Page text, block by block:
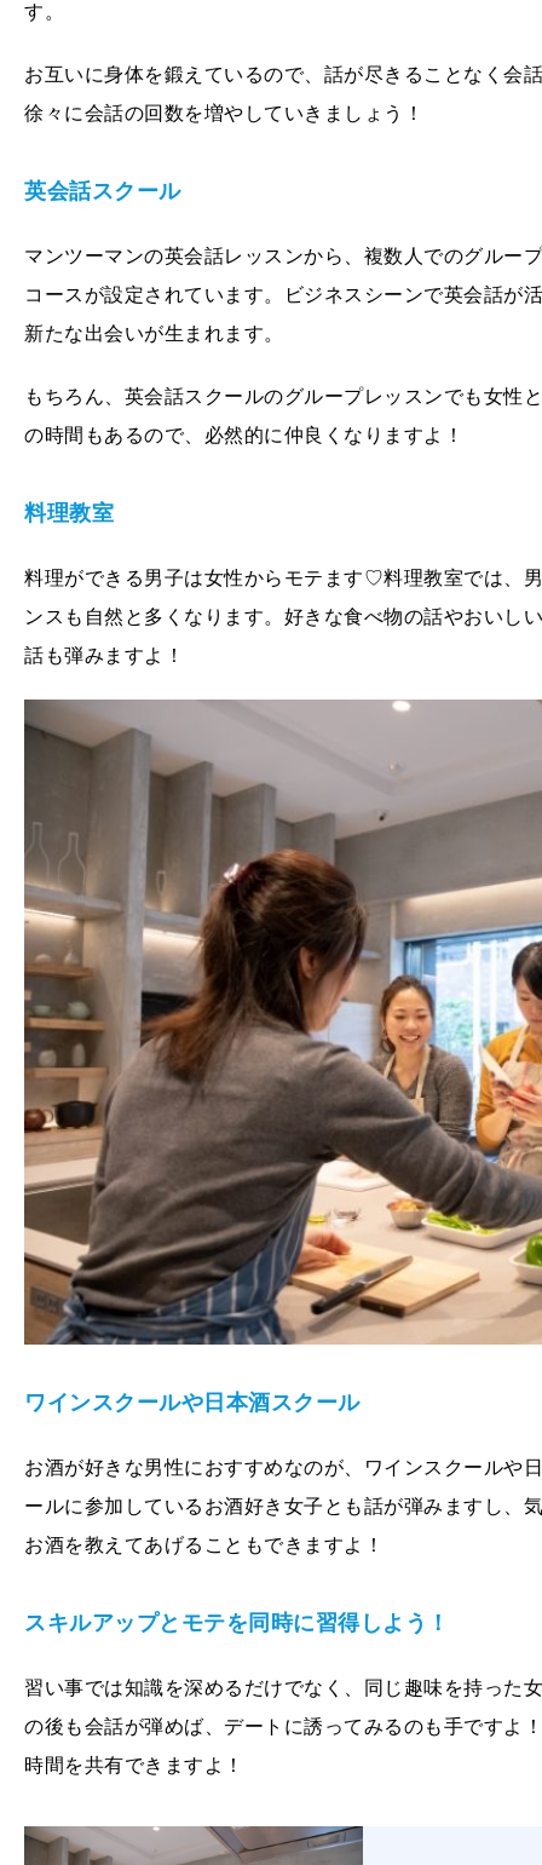
す。
お互いに身体を鍛えているので、話が尽きることなく
徐々に会話の回数を増やしていきましょう！
英会話スクール
マンツーマンの英会話レッスンから、複数人でのグルー
コースが設定されています。ビジネスシーンで英会話が
新たな出会いが生まれます。
もちろん、英会話スクールのグループレッスンでも女性
の時間もあるので、必然的に仲良くなりますよ！
料理教室
料理ができる男子は女性からモテます♡料理教室では、
ンスも自然と多くなります。好きな食べ物の話やおいし
話も弾みますよ！
ワインスクールや日本酒スクール
お酒が好きな男性におすすめなのが、ワインスクールや
ールに参加しているお酒好き女子とも話が弾みますし、
お酒を教えてあげることもできますよ！
スキルアップとモテを同時に習得しよう！
習い事では知識を深めるだけでなく、同じ趣味を持った
の後も会話が弾めば、デートに誘ってみるのも手ですよ
時間を共有できますよ！